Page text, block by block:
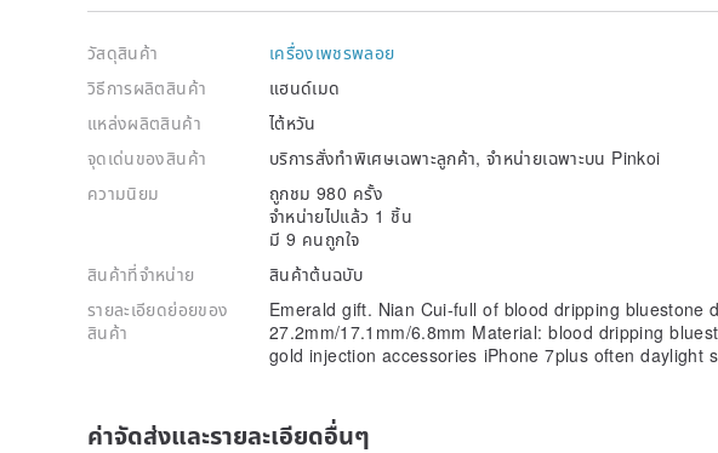
วัสดุสินค้า
เครื่องเพชรพลอย
วิธีการผลิตสินค้า
แฮนด์เมด
แหล่งผลิตสินค้า
ไต้หวัน
จุดเด่นของสินค้า
บริการสั่งทำพิเศษเฉพาะลูกค้า, จำหน่ายเฉพาะบน Pinkoi
ความนิยม
ถูกชม 980 ครั้ง
จำหน่ายไปแล้ว 1 ชิ้น
มี 9 คนถูกใจ
สินค้าที่จำหน่าย
สินค้าต้นฉบับ
รายละเอียดย่อยของ
สินค้า
Emerald gift. Nian Cui-full of blood dripping bluestone
27.2mm/17.1mm/6.8mm Material: blood dripping
gold injection accessories iPhone 7plus often daylight
ค่าจัดส่งและรายละเอียดอื่นๆ